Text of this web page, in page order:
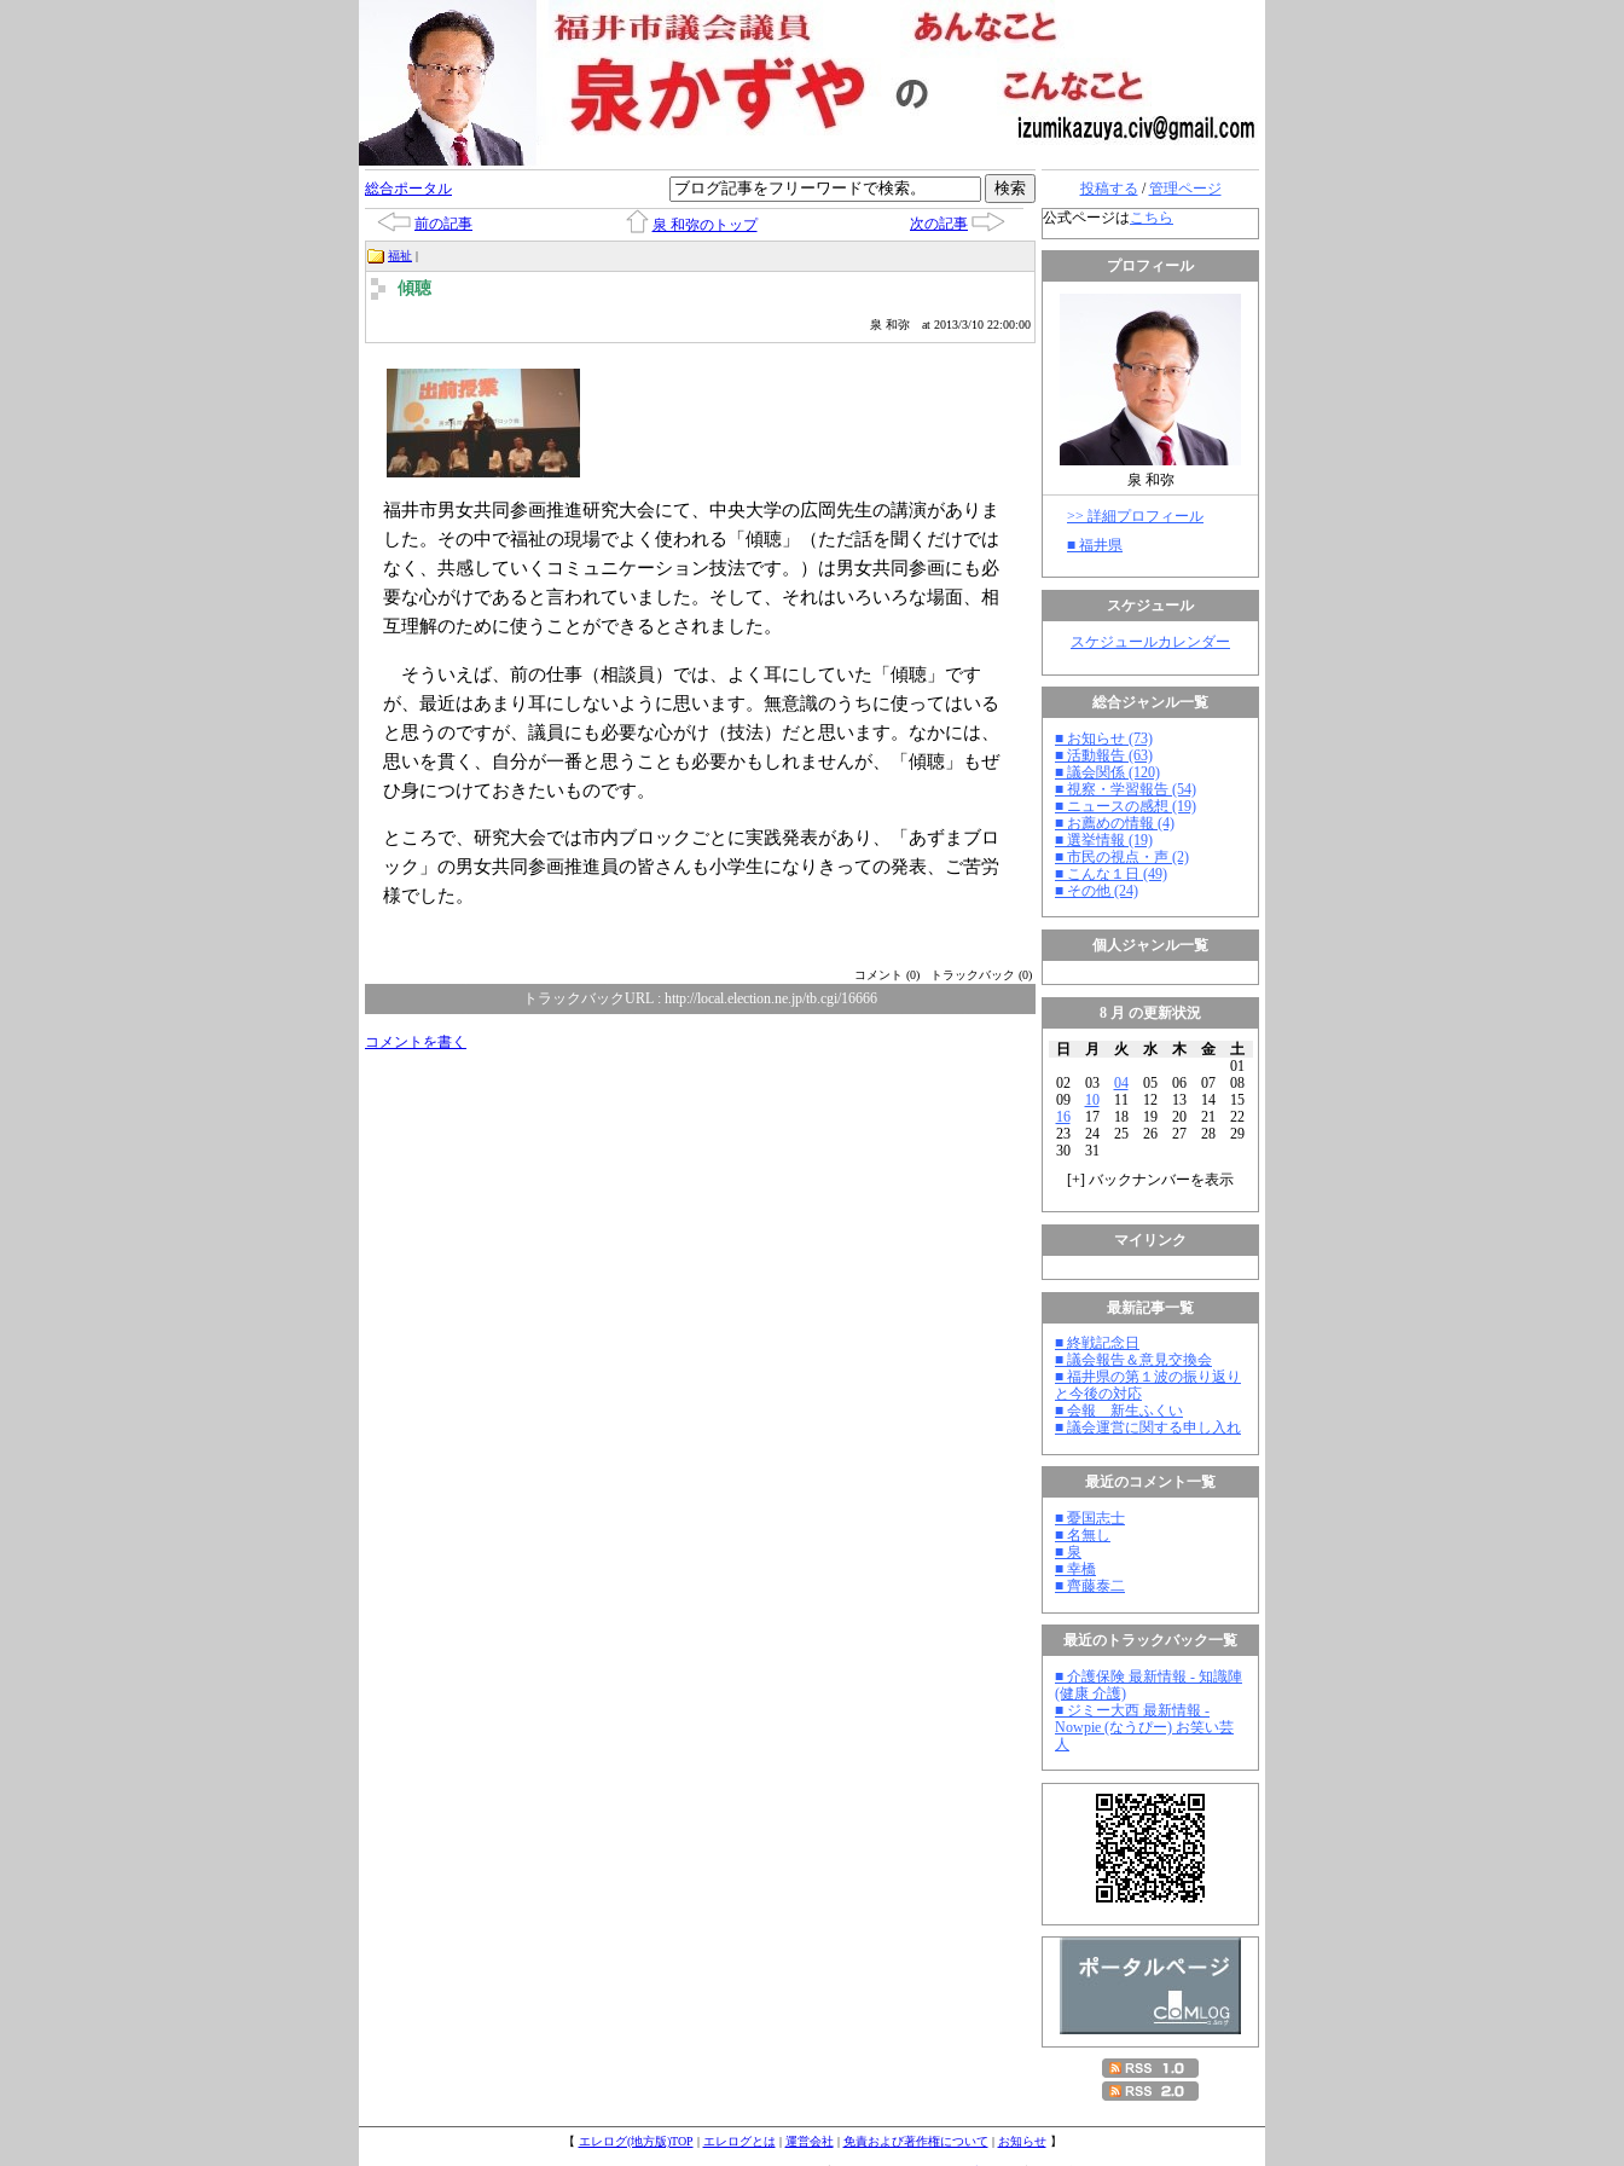
投稿する /管理ページ
公式ページはこちら
プロフィール
泉 和弥
>> 詳細プロフィール
■ 福井県
スケジュール
スケジュールカレンダー
総合ジャンル一覧
■ お知らせ (73)
■ 活動報告 (63)
■ 議会関係 (120)
■ 視察・学習報告 (54)
■ ニュースの感想 (19)
■ お薦めの情報 (4)
■ 選挙情報 (19)
■ 市民の視点・声 (2)
■ こんな１日 (49)
■ その他 (24)
個人ジャンル一覧
8 月 の更新状況
日 月 火 水 木 金
土
01
02
03 04 05 06 07
08
09
10 11 12 13 14
15
16
17 18 19 20 21
22
23
24 25 26 27 28
29
30
31
[+] バックナンバーを表示
マイリンク
最新記事一覧
■ 終戦記念日
■ 議会報告＆意見交換会
■ 福井県の第１波の振り返り
と今後の対応
■ 会報 新生ふくい
■ 議会運営に関する申し入れ
最近のコメント一覧
■ 憂国志士
■ 名無し
■ 泉
■ 幸橋
■ 齊藤泰二
最近のトラックバック一覧
■ 介護保険 最新情報 - 知識陣
(健康 介護)
■ ジミー大西 最新情報 -
Nowpie (なうぴー) お笑い芸
人
総合ポータル
前の記事 泉 和弥のトップ 次の記事
福祉 |
傾聴
泉 和弥 at 2013/3/10 22:00:00
福井市男女共同参画推進研究大会にて、中央大学の広岡先生の講演がありま
した。その中で福祉の現場でよく使われる「傾聴」（ただ話を聞くだけでは
なく、共感していくコミュニケーション技法です。）は男女共同参画にも必
要な心がけであると言われていました。そして、それはいろいろな場面、相
互理解のために使うことができるとされました。
そういえば、前の仕事（相談員）では、よく耳にしていた「傾聴」です
が、最近はあまり耳にしないように思います。無意識のうちに使ってはいる
と思うのですが、議員にも必要な心がけ（技法）だと思います。なかには、
思いを貫く、自分が一番と思うことも必要かもしれませんが、「傾聴」もぜ
ひ身につけておきたいものです。
ところで、研究大会では市内ブロックごとに実践発表があり、「あずまブロ
ック」の男女共同参画推進員の皆さんも小学生になりきっての発表、ご苦労
様でした。
コメント (0) トラックバック (0)
トラックバックURL : http://local.election.ne.jp/tb.cgi/16666
コメントを書く
【 エレログ(地方版)TOP | エレログとは | 運営会社| 免責および著作権について | お知らせ】